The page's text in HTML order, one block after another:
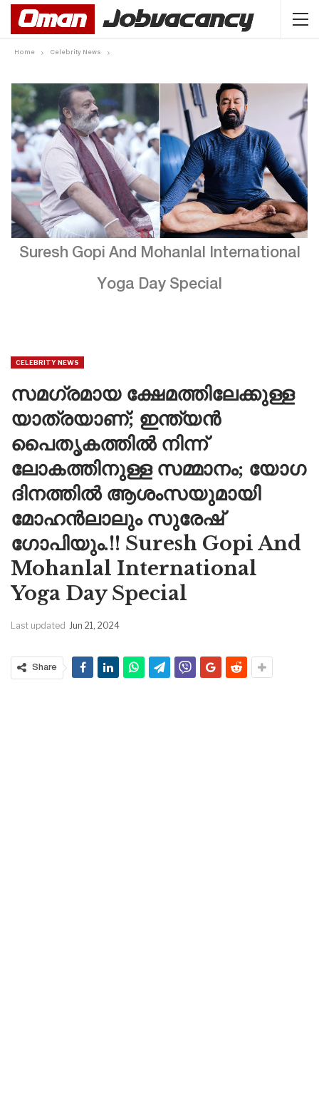
Home Celebrity News
Suresh Gopi And Mohanlal International
Yoga Day Special
CELEBRITY NEWS
സമഗ്രമായ ക്ഷേമത്തിലേക്കുള്ള
യാത്രയാണ്; ഇന്ത്യൻ
പൈതൃകത്തിൽ നിന്ന്
ലോകത്തിനുള്ള സമ്മാനം; യോഗ
ദിനത്തിൽ ആശംസയുമായി
മോഹൻലാലും സുരേഷ്
ഗോപിയും.!! Suresh Gopi And
Mohanlal International
Yoga Day Special
Last updated Jun 21, 2024
Share